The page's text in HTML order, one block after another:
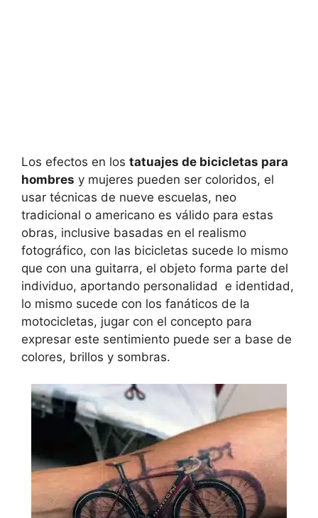
Los efectos en los tatuajes de bicicletas para
hombres y mujeres pueden ser coloridos, el
usar técnicas de nueve escuelas, neo
tradicional o americano es válido para estas
obras, inclusive basadas en el realismo
fotográfico, con las bicicletas sucede lo mismo
que con una guitarra, el objeto forma parte del
individuo, aportando personalidad e identidad,
lo mismo sucede con los fanáticos de la
motocicletas, jugar con el concepto para
expresar este sentimiento puede ser a base de
colores, brillos y sombras.